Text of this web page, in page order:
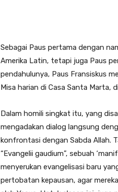
Sebagai Paus pertama dengan
Amerika Latin, tetapi juga Paus
pendahulunya, Paus Fransiskus
Misa harian di Casa Santa Marta,
Dalam homili singkat itu, yang
mengadakan dialog langsung
konfrontasi dengan Sabda Allah.
“Evangelii gaudium”, sebuah
menyerukan evangelisasi baru
pertobatan kepausan, agar